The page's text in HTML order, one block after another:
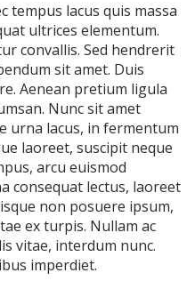
tempus lacus quis massa
ultrices elementum.
convallis. Sed hendrerit
sit amet. Duis
Aenean pretium ligula
Nunc sit amet
urna lacus, in fermentum
laoreet, suscipit neque
arcu euismod
consequat lectus, laoreet
non posuere ipsum,
ex turpis. Nullam ac
vitae, interdum nunc.
imperdiet.